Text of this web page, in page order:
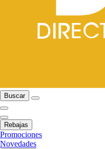
Buscar
Rebajas
Promociones
Novedades